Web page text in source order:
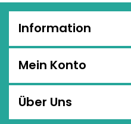
Information
Mein Konto
Über Uns